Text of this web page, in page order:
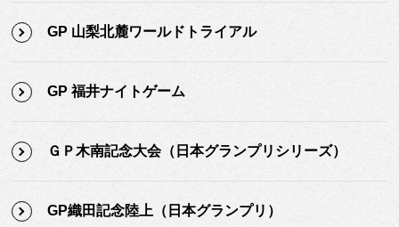
GP 山梨北麓ワールドトライアル
GP 福井ナイトゲーム
ＧＰ木南記念大会（日本グランプリシリーズ）
GP織田記念陸上（日本グランプリ）